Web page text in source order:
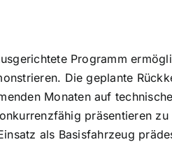
Programm
Die geplante
Monaten auf
präsentieren
als Basisfahrzeug